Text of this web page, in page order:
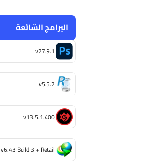
البرامج الشائعة
v27.9.1
v5.5.2
v13.5.1.400
v6.43 Build 3 + Retail